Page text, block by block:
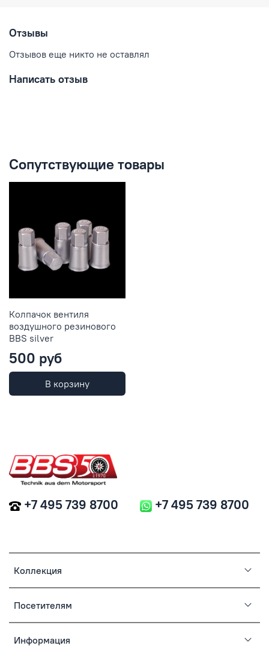
Отзывы
Отзывов еще никто не оставлял
Написать отзыв
Сопутствующие товары
Колпачок вентиля
воздушного резинового
BBS silver
500 руб
В корзину
Коллекция
Посетителям
Информация
+7 495 739 8700 +7 495 739 8700